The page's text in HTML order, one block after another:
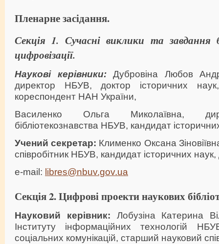
Пленарне засідання.
Секція 1. Сучасні виклики та завдання
цифровізації.
Наукові керівники:Дубровіна Любов
директор НБУВ, доктор історичних
кореспондент НАН України,
Василенко Ольга Миколаївна,
бібліотекознавства НБУВ, кандидат
Учений секретар: Клименко Оксана
співробітник НБУВ, кандидат історичних
e-mail: libres@nbuv.gov.ua
Секція 2. Цифрові проекти наукових
Науковий керівник: Лобузіна Катерина
Інституту інформаційних технологій
соціальних комунікацій, старший науковий